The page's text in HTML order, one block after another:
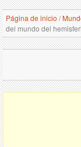
Página de inicio /
del mundo del